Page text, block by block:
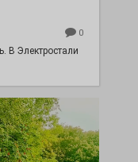
0
В Электростали